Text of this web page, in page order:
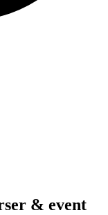
& event